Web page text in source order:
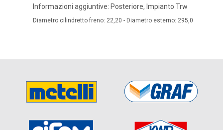
Informazioni aggiuntive: Posteriore, Impianto Trw
Diametro cilindretto freno: 22,20 - Diametro esterno: 295,0